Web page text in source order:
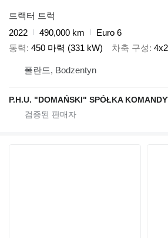
트랙터 트럭
2022
490,000 km
Euro 6
동력 450 마력 (331 kW) 차축 구성 4x2
폴란드, Bodzentyn
P.H.U. "DOMAŃSKI" SPÓŁKA